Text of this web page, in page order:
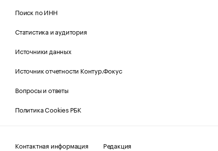
Поиск по ИНН
Статистика и аудитория
Источники данных
Источник отчетности Контур.Фокус
Вопросы и ответы
Политика Cookies РБК
Контактная информация
Редакция